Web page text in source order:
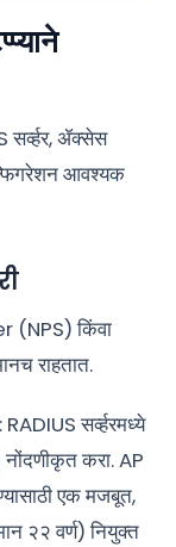
सर्व्हर, ॲक्सेस
आवश्यक
किंवा
राहतात.
: RADIUS सर्व्हरमध्ये
करा. AP
एक मजबूत,
२२ वर्ण) नियुक्त